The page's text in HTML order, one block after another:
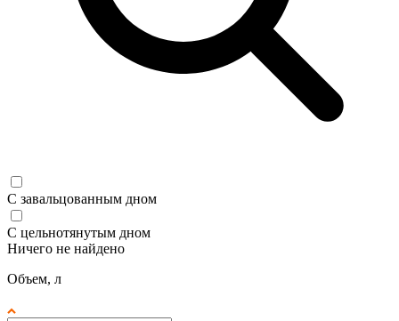
С завальцованным дном
С цельнотянутым дном
Ничего не найдено
Объем, л